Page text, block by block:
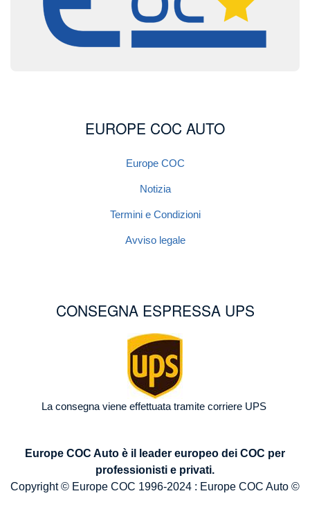
EUROPE COC AUTO
Europe COC
Notizia
Termini e Condizioni
Avviso legale
CONSEGNA ESPRESSA UPS
La consegna viene effettuata tramite corriere UPS
Europe COC Auto è il leader europeo dei COC per
professionisti e privati.
Copyright © Europe COC 1996-2024 : Europe COC Auto ©